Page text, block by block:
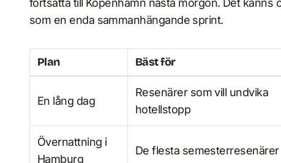
fortsätta till Köpenhamn nästa morgon. Det
som en enda sammanhängande sprint.
Plan Bäst för
En lång dag
Resenärer som vill undvika
hotellstopp
Övernattning i
Hamburg
De flesta semesterresenärer